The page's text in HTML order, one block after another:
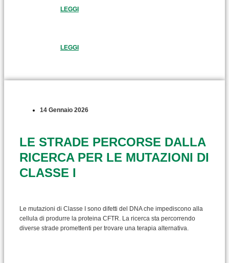
LEGGI
LEGGI
14 Gennaio 2026
LE STRADE PERCORSE DALLA
RICERCA PER LE MUTAZIONI DI
CLASSE I
Le mutazioni di Classe I sono difetti del DNA che impediscono alla
cellula di produrre la proteina CFTR. La ricerca sta percorrendo
diverse strade promettenti per trovare una terapia alternativa.